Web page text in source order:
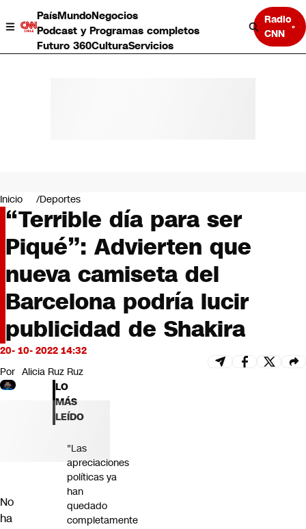
PaísMundoNegocios
Podcast y Programas completos
Futuro 360CulturaServicios
Radio
CNN
Negocios
Deportes
Programas completos
Cultura
Servicios
Bits
CNN tiempo
Futuro 360
Opinión
Inicio Deportes
“Terrible día para ser
Piqué”: Advierten que
nueva camiseta del
Barcelona podría lucir
publicidad de Shakira
20- 10- 2022 14:32
Por Alicia Ruz Ruz
No
ha
LO
MÁS
LEÍDO
"Las
apreciaciones
políticas ya
han
quedado
completamente